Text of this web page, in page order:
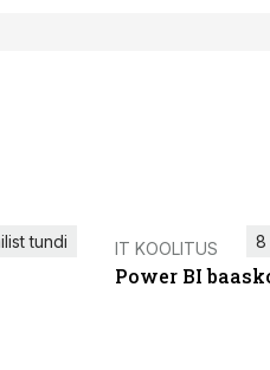
tundi IT KOOLITUS
Power BI
8